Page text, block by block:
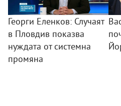
Георги Еленков: Случаят
в Пловдив показва
нуждата от системна
промяна